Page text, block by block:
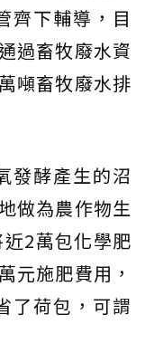
齊下輔導，目
過畜牧廢水資
噸畜牧廢水排
發酵產生的沼
做為農作物生
2萬包化學肥
元施肥費用，
了荷包，可謂